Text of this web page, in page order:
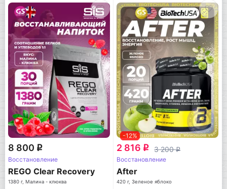
8 800 q
Восстановление
REGO Clear Recovery
1380 г, Малина - клюква
-12%
2 816 q 3 200q
Восстановление
After
420 г, Зеленое яблоко